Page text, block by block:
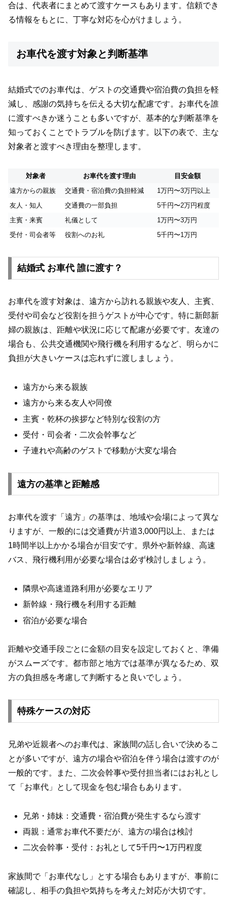
合は、代表者にまとめて渡すケースもあります。信頼でき
る情報をもとに、丁寧な対応を心がけましょう。
お車代を渡す対象と判断基準
結婚式でのお車代は、ゲストの交通費や宿泊費の負担を軽
減し、感謝の気持ちを伝える大切な配慮です。お車代を誰
に渡すべきか迷うことも多いですが、基本的な判断基準を
知っておくことでトラブルを防げます。以下の表で、主な
対象者と渡すべき理由を整理します。
対象者 お車代を渡す理由
目安金額
遠方からの親族
交通費・宿泊費の負担軽減
1万円〜3万円以上
友人・知人
交通費の一部負担
5千円〜2万円程度
主賓・来賓
礼儀として
1万円〜3万円
受付・司会者等
役割へのお礼 5千円〜1万円
結婚式 お車代 誰に渡す？
お車代を渡す対象は、遠方から訪れる親族や友人、主賓、
受付や司会など役割を担うゲストが中心です。特に新郎新
婦の親族は、距離や状況に応じて配慮が必要です。友達の
場合も、公共交通機関や飛行機を利用するなど、明らかに
負担が大きいケースは忘れずに渡しましょう。
遠方から来る親族
遠方から来る友人や同僚
主賓・乾杯の挨拶など特別な役割の方
受付・司会者・二次会幹事など
子連れや高齢のゲストで移動が大変な場合
遠方の基準と距離感
お車代を渡す「遠方」の基準は、地域や会場によって異な
りますが、一般的には交通費が片道3,000円以上、または
1時間半以上かかる場合が目安です。県外や新幹線、高速
バス、飛行機利用が必要な場合は必ず検討しましょう。
隣県や高速道路利用が必要なエリア
新幹線・飛行機を利用する距離
宿泊が必要な場合
距離や交通手段ごとに金額の目安を設定しておくと、準備
がスムーズです。都市部と地方では基準が異なるため、双
方の負担感を考慮して判断すると良いでしょう。
特殊ケースの対応
兄弟や近親者へのお車代は、家族間の話し合いで決めるこ
とが多いですが、遠方の場合や宿泊を伴う場合は渡すのが
一般的です。また、二次会幹事や受付担当者にはお礼とし
て「お車代」として現金を包む場合もあります。
兄弟・姉妹：交通費・宿泊費が発生するなら渡す
両親：通常お車代不要だが、遠方の場合は検討
二次会幹事・受付：お礼として5千円〜1万円程度
家族間で「お車代なし」とする場合もありますが、事前に
確認し、相手の負担や気持ちを考えた対応が大切です。